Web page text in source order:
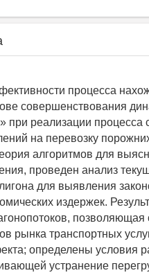
процесса
совершенствования
реализации процесса
на перевозку
алгоритмов для
проведен анализ
для выявления
издержек.
позволяющая
рынка транспортных
определены условия
устранение